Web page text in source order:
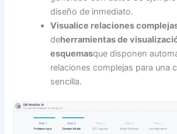
diseño de inmediato.
Visualice relaciones
deherramientas de
esquemasque disponen
relaciones complejas para una
sencilla.